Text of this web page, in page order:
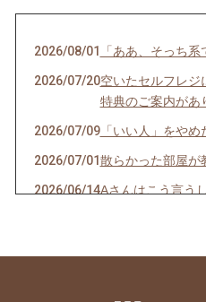
2026/08/01 「ああ、そっち系
2026/07/20空いたセルフレジ
特典のご案内があ
2026/07/09「いい人」をやめ
2026/07/01散らかった部屋が
2026/06/14Aさんはこう言う